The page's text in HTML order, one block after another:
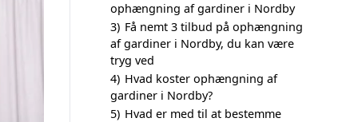
ophængning af gardiner i Nordby
3) Få nemt 3 tilbud på ophængning
af gardiner i Nordby, du kan være
tryg ved
4) Hvad koster ophængning af
gardiner i Nordby?
5) Hvad er med til at bestemme